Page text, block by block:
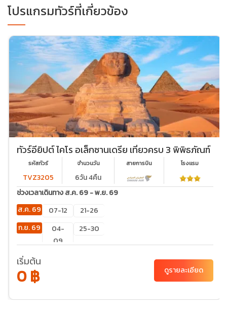
โปรแกรมทัวร์ที่เกี่ยวข้อง
ทัวร์อียิปต์ ไคโร อเล็กซานเดรีย เที่ยวครบ 3 พิพิธภัณฑ์
รหัสทัวร์
TVZ3205
จำนวนวัน
6วัน 4คืน
สายการบิน โรงเเรม
ช่วงเวลาเดินทาง ส.ค. 69 - พ.ย. 69
ส.ค. 69
07-12
21-26
ก.ย. 69
04-
09
25-30
ต.ค. 69
25
เริ่มต้น
0 ฿ ดูรายละเอียด